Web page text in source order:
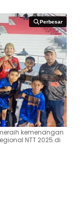
Perbesar
Perbesar
kemenangan
NTT 2025 di